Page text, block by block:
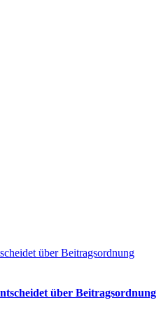
über Beitragsordnung
über Beitragsordnung